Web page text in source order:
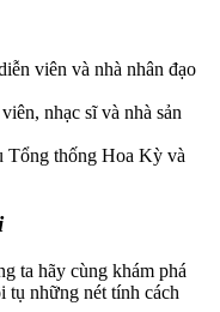
viên và nhà nhân đạo
nhạc sĩ và nhà sản
Tổng thống Hoa Kỳ và
ta hãy cùng khám phá
tụ những nét tính cách